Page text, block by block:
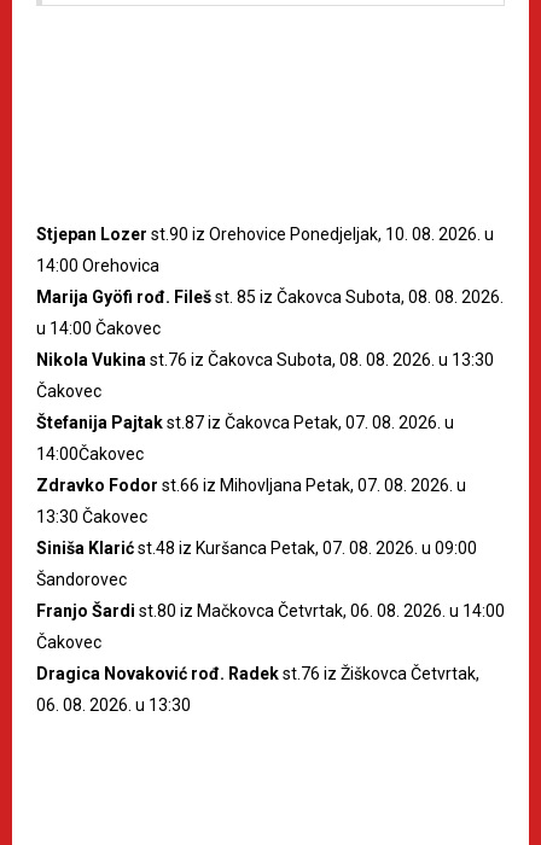
Stjepan Lozer st.90 iz Orehovice Ponedjeljak, 10. 08. 2026. u
14:00 Orehovica
Marija Gyöfi rođ. Filešst. 85 iz Čakovca Subota, 08. 08. 2026.
u 14:00 Čakovec
Nikola Vukinast.76 iz Čakovca Subota, 08. 08. 2026. u 13:30
Čakovec
Štefanija Pajtakst.87 iz Čakovca Petak, 07. 08. 2026. u
14:00Čakovec
Zdravko Fodor st.66 iz Mihovljana Petak, 07. 08. 2026. u
13:30 Čakovec
Siniša Klarićst.48 iz Kuršanca Petak, 07. 08. 2026. u 09:00
Šandorovec
Franjo Šardi st.80 iz Mačkovca Četvrtak, 06. 08. 2026. u 14:00
Čakovec
Dragica Novaković rođ. Radekst.76 iz Žiškovca Četvrtak,
06. 08. 2026. u 13:30